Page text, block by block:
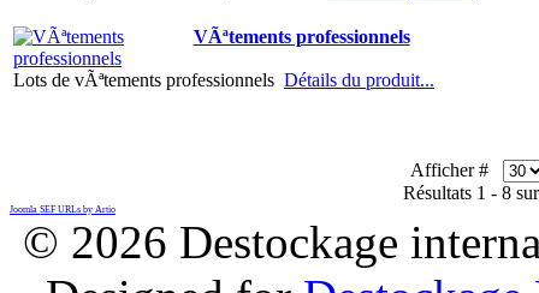
VÃªtements professionnels
Lots de vÃªtements professionnels Détails du produit...
Afficher #
Résultats 1 - 8
Joomla SEF URLs by Artio
© 2026 Destockage